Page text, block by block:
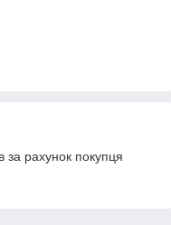
за рахунок покупця